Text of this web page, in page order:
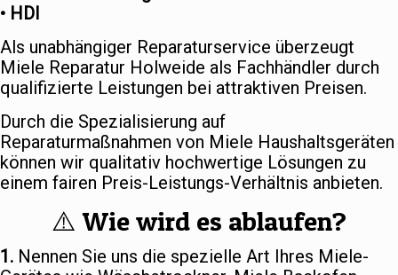
• HDI
Als unabhängiger Reparaturservice überzeugt
Miele Reparatur Holweide als Fachhändler durch
qualifizierte Leistungen bei attraktiven Preisen.
Durch die Spezialisierung auf
Reparaturmaßnahmen von Miele Haushaltsgeräten
können wir qualitativ hochwertige Lösungen zu
einem fairen Preis-Leistungs-Verhältnis anbieten.
⚠️ Wie wird es ablaufen?
1. Nennen Sie uns die spezielle Art Ihres Miele-